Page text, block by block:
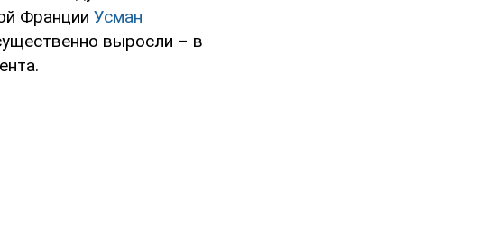
Франции Усман
выросли – в